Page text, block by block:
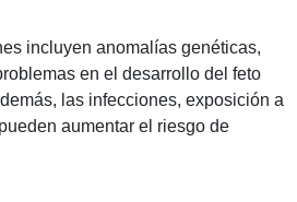
incluyen anomalías genéticas,
en el desarrollo del feto
las infecciones, exposición a
aumentar el riesgo de